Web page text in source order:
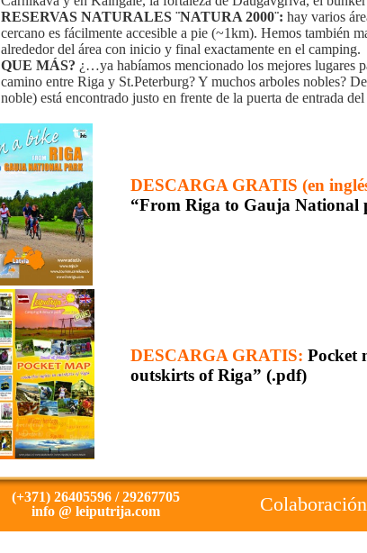
RESERVAS NATURALES ¨NATURA 2000¨: hay varios
cercano es fácilmente accesible a pie (~1km). Hemos también
alrededor del área con inicio y final exactamente en el camping.
QUE MÁS? ¿…ya habíamos mencionado los mejores lugares
camino entre Riga y St.Peterburg? Y muchos arboles nobles?
noble) está encontrado justo en frente de la puerta de entrada
DESCARGA GRATIS (en
“From Riga to Gauja National
DESCARGA GRATIS: Pocket
outskirts of Riga” (.pdf)
(+371) 26405596 / 29267705
info @ leiputrija.com